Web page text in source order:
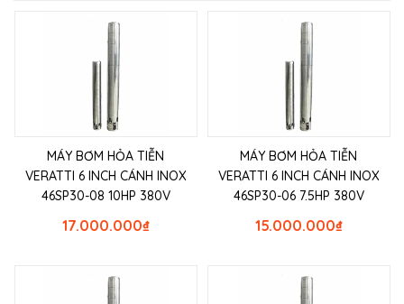
MÁY BƠM HỎA TIỄN
VERATTI 6 INCH CÁNH INOX
46SP30-08 10HP 380V
₫
17.000.000
MÁY BƠM HỎA TIỄN
VERATTI 6 INCH CÁNH INOX
46SP30-06 7.5HP 380V
₫
15.000.000